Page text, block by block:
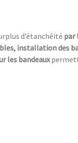
d’étanchéité par
installation des
les bandeaux